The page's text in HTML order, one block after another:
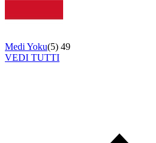
Medi Yoku(5) 49
VEDI TUTTI